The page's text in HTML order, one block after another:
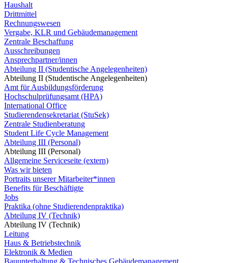
Haushalt
Drittmittel
Rechnungswesen
Vergabe, KLR und Gebäudemanagement
Zentrale Beschaffung
Ausschreibungen
Ansprechpartner/innen
Abteilung II (Studentische Angelegenheiten)
Abteilung II (Studentische Angelegenheiten)
Amt für Ausbildungsförderung
Hochschulprüfungsamt (HPA)
International Office
Studierendensekretariat (StuSek)
Zentrale Studienberatung
Student Life Cycle Management
Abteilung III (Personal)
Abteilung III (Personal)
Allgemeine Serviceseite (extern)
Was wir bieten
Portraits unserer Mitarbeiter*innen
Benefits für Beschäftigte
Jobs
Praktika (ohne Studierendenpraktika)
Abteilung IV (Technik)
Abteilung IV (Technik)
Leitung
Haus & Betriebstechnik
Elektronik & Medien
Bauunterhaltung & Technisches Gebäudemanagement